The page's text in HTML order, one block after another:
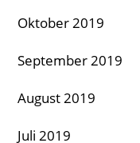
Oktober 2019
September 2019
August 2019
Juli 2019